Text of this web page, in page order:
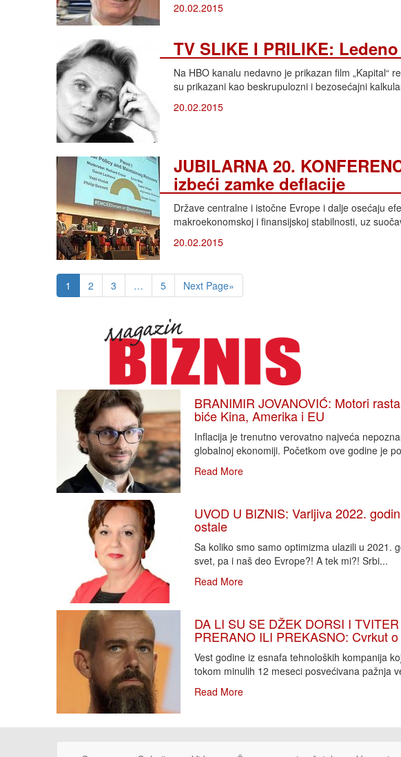
20.02.2015
TV SLIKE I PRILIKE:
Na HBO kanalu nedavno je prikazan film „Kapital“
su prikazani kao beskrupulozni i bezosećajni
20.02.2015
JUBILARNA 20.
izbeći zamke deflacije
Države centralne i istočne Evrope i dalje osećaju
makroekonomskoj i finansijskoj stabilnosti, uz
20.02.2015
1 2 3 … 5 Next Page»
BRANIMIR JOVANOVIĆ: Motori
biće Kina, Amerika i EU
Inflacija je trenutno verovatno najveća
globalnoj ekonomiji. Početkom ove godine je
Read More
UVOD U BIZNIS: Varljiva 2022.
ostale
Sa koliko smo samo optimizma ulazili u 2021.
svet, pa i naš deo Evrope?! A tek mi?! Srbi...
Read More
DA LI SU SE DŽEK DORSI I
PRERANO ILI PREKASNO: Cvrkut
Vest godine iz esnafa tehnoloških kompanija
tokom minulih 12 meseci posvećivana pažnja
Read More